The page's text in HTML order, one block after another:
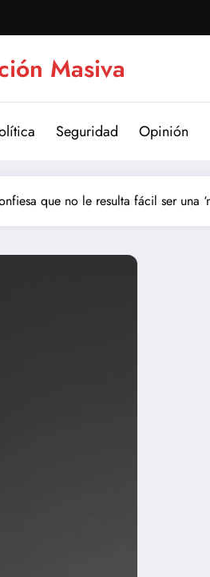
Masiva
Seguridad Opinión
que no le resulta fácil ser una